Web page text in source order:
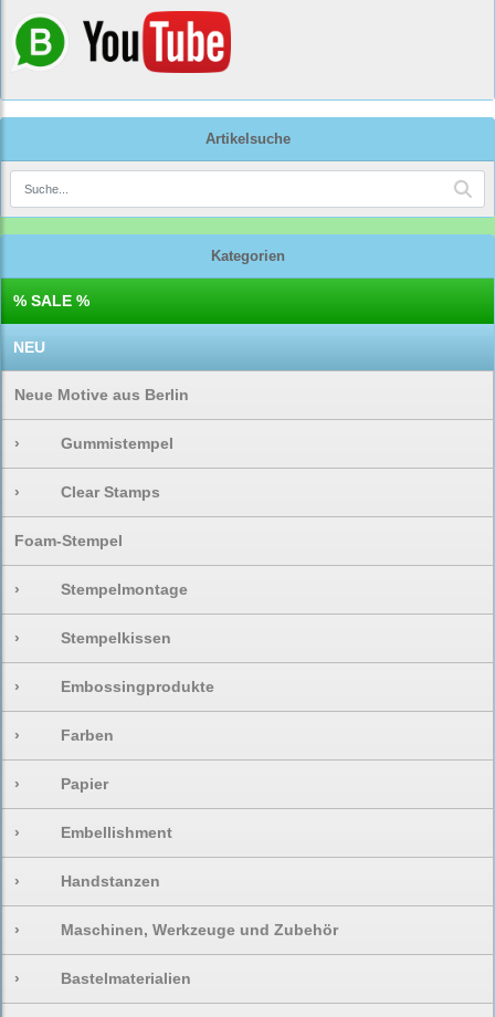
Artikelsuche
Kategorien
% SALE %
NEU
Neue Motive aus Berlin
› Gummistempel
› Clear Stamps
Foam-Stempel
› Stempelmontage
› Stempelkissen
› Embossingprodukte
› Farben
› Papier
› Embellishment
› Handstanzen
› Maschinen, Werkzeuge und Zubehör
› Bastelmaterialien